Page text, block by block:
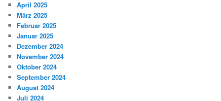
April 2025
März 2025
Februar 2025
Januar 2025
Dezember 2024
November 2024
Oktober 2024
September 2024
August 2024
Juli 2024